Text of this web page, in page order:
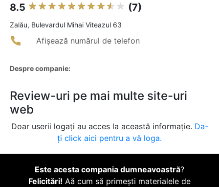
8.5 (7)
Zalău, Bulevardul Mihai Viteazul 63
Afișează numărul de telefon
Despre companie:
Review-uri pe mai multe site-uri
web
Doar userii logați au acces la această informație. Da-
ți click aici pentru a vă loga.
Este acesta compania dumneavoastră?
Felicitări! Aă cum să primești materialele de